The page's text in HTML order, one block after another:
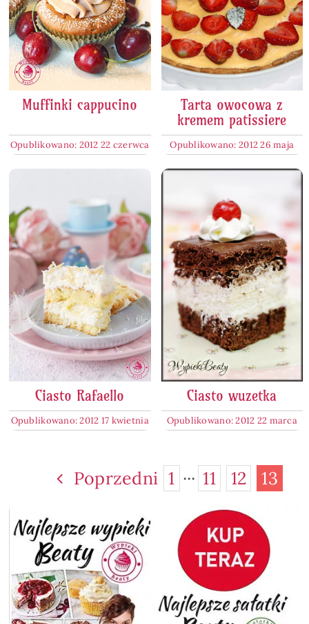
Muffinki cappucino
Opublikowano: 2012 22 czerwca
Tarta owocowa z
kremem patissiere
Opublikowano: 2012 26 maja
Ciasto Rafaello
Opublikowano: 2012 17 kwietnia
Ciasto wuzetka
Opublikowano: 2012 22 marca
Poprzedni 1 ··· 11 12 13